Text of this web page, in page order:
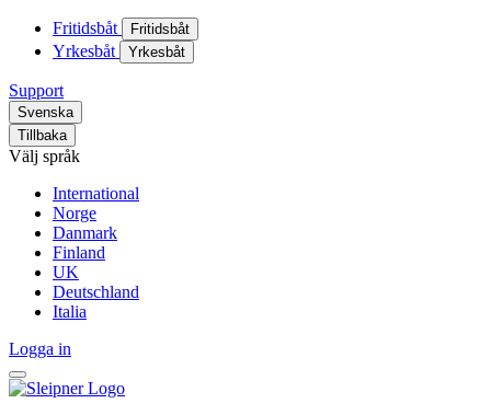
Fritidsbåt Fritidsbåt
Yrkesbåt Yrkesbåt
Support
Svenska
Tillbaka
Välj språk
International
Norge
Danmark
Finland
UK
Deutschland
Italia
Logga in